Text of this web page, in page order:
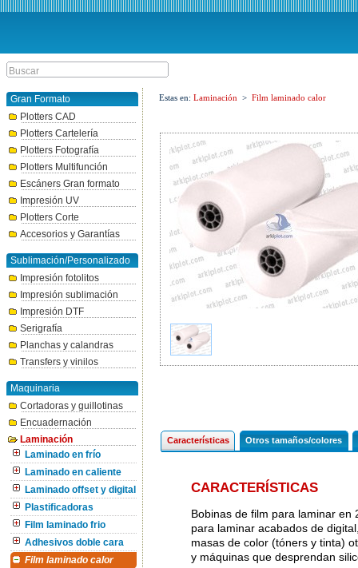
Gran Formato
Plotters CAD
Plotters Cartelería
Plotters Fotografía
Plotters Multifunción
Escáners Gran formato
Impresión UV
Plotters Corte
Accesorios y Garantías
Sublimación/Personalizado
Impresión fotolitos
Impresión sublimación
Impresión DTF
Serigrafía
Planchas y calandras
Transfers y vinilos
Maquinaria
Cortadoras y guillotinas
Encuadernación
Laminación
Laminado en frío
Laminado en caliente
Laminado offset y digital
Plastificadoras
Film laminado frio
Adhesivos doble cara
Film laminado calor
Estas en: Laminación > Film laminado calor
Características Otros tamaños/colores
CARACTERÍSTICAS
Bobinas de film para laminar
para laminar acabados de
masas de color (tóners y tinta)
y máquinas que desprendan